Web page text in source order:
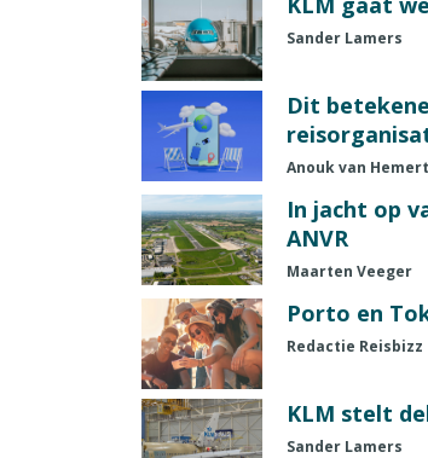
Sander Lamers
Dit
Anouk van Hemert
In jacht op
ANVR
Maarten Veeger
Porto en
Redactie Reisbizz
KLM stelt
Sander Lamers